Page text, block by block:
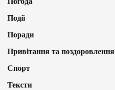
Події
Поради
Привітання та поздоровлення
Спорт
Тексти